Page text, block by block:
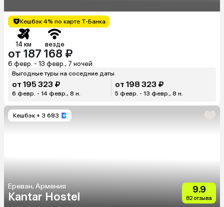
Кешбэк 4% по карте Т-Банка
14 км везде
от 187 168 ₽
6 февр. - 13 февр., 7 ночей
Выгодные туры на соседние даты
от 195 323 ₽
6 февр. - 14 февр., 8 н.
от 198 323 ₽
5 февр. - 13 февр., 8 н.
Кешбэк + 3 683
Ереван, Армения
Kantar Hostel
9.9
82 отзыва